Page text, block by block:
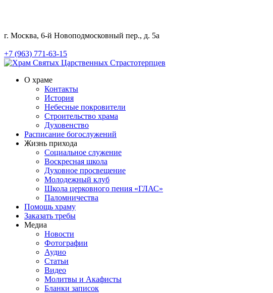
г. Москва, 6-й Новоподмосковный пер., д. 5а
+7 (963) 771-63-15
О храме
Контакты
История
Небесные покровители
Строительство храма
Духовенство
Расписание богослужений
Жизнь прихода
Социальное служение
Воскресная школа
Духовное просвещение
Молодежный клуб
Школа церковного пения «ГЛАС»
Паломничества
Помощь храму
Заказать требы
Медиа
Новости
Фотографии
Аудио
Статьи
Видео
Молитвы и Акафисты
Бланки записок